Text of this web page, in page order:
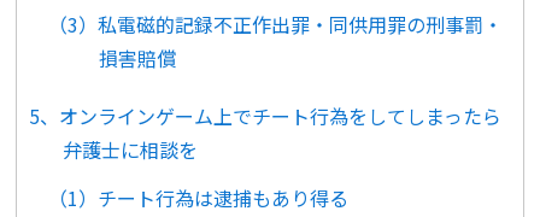
（3）私電磁的記録不正作出罪・同供用罪の刑事罰・
損害賠償
5、オンラインゲーム上でチート行為をしてしまったら
弁護士に相談を
（1）チート行為は逮捕もあり得る